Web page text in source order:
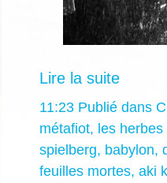
Lire la suite
11:23 Publié dans
métafiot, les herbes
spielberg, babylon,
feuilles mortes, aki